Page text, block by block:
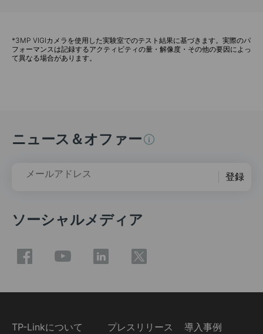
*3MP VIGIカメラを使用した実験室でのテスト結果に基づきます。実際のパ
フォーマンスは記録するアクティビティの量・解像度・その他の要因によっ
て異なる場合があります。
ニュース＆オファー
メールアドレス 登録
ソーシャルメディア
TP-Linkについて プレスリリース 導入事例